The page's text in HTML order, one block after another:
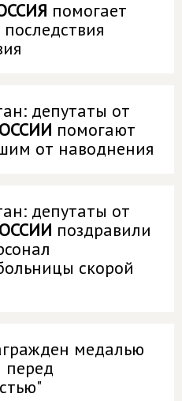
помогает
депутаты от
помогают
от наводнения
депутаты от
поздравили
скорой
медалью
перед